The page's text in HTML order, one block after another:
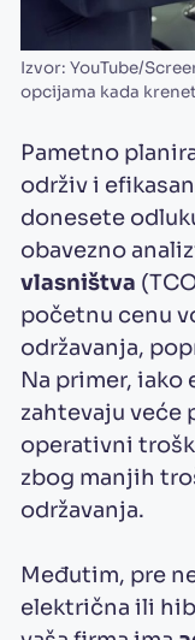
Izvor: YouTube/
opcijama kada
Pametno
održiv i
donesete
obavezno
vlasništva
početnu cenu
održavanja,
Na primer,
zahtevaju
operativni
zbog manjih
održavanja.
Međutim, pre
električna ili